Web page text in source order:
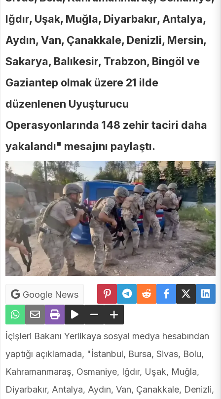
Iğdır, Uşak, Muğla, Diyarbakır, Antalya,
Aydın, Van, Çanakkale, Denizli, Mersin,
Sakarya, Balıkesir, Trabzon, Bingöl ve
Gaziantep olmak üzere 21 ilde
düzenlenen Uyuşturucu
Operasyonlarında 148 zehir taciri daha
yakalandı" mesajını paylaştı.
Google News
İçişleri Bakanı Yerlikaya sosyal medya hesabından
yaptığı açıklamada, "İstanbul, Bursa, Sivas, Bolu,
Kahramanmaraş, Osmaniye, Iğdır, Uşak, Muğla,
Diyarbakır, Antalya, Aydın, Van, Çanakkale, Denizli,